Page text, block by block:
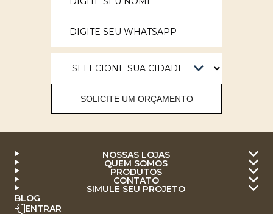
SOLICITE UM ORÇAMENTO
NOSSAS LOJAS
QUEM SOMOS
PRODUTOS
CONTATO
SIMULE SEU PROJETO
BLOG
ENTRAR